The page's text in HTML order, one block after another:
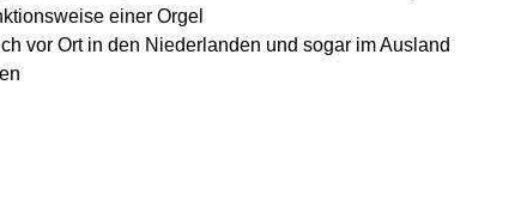
einer Orgel
vor Ort in den Niederlanden und sogar im Ausland